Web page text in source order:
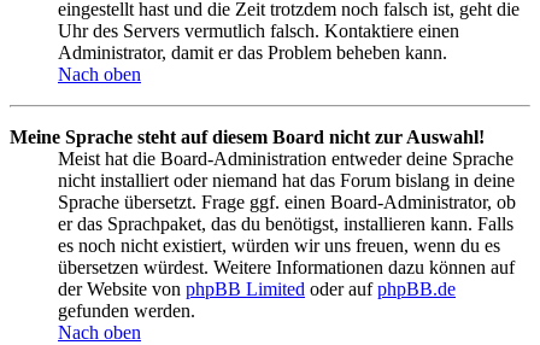
eingestellt hast und die Zeit trotzdem noch falsch ist, geht die
Uhr des Servers vermutlich falsch. Kontaktiere einen
Administrator, damit er das Problem beheben kann.
Nach oben
Meine Sprache steht auf diesem Board nicht zur Auswahl!
Meist hat die Board-Administration entweder deine Sprache
nicht installiert oder niemand hat das Forum bislang in deine
Sprache übersetzt. Frage ggf. einen Board-Administrator, ob
er das Sprachpaket, das du benötigst, installieren kann. Falls
es noch nicht existiert, würden wir uns freuen, wenn du es
übersetzen würdest. Weitere Informationen dazu können auf
der Website von phpBB Limited oder aufphpBB.de
gefunden werden.
Nach oben